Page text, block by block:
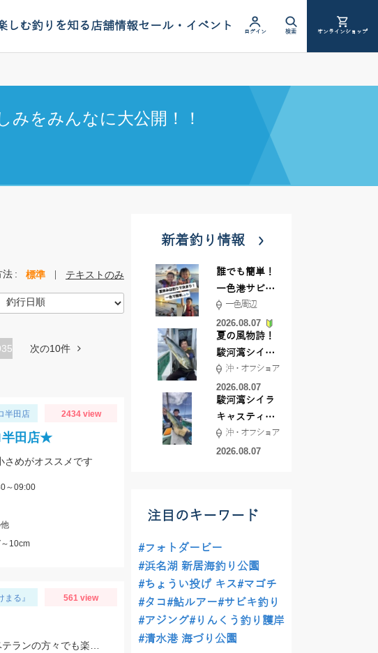
しむ釣りを知る店舗情報セール・イベント ログイン 検索 オンラインショップ
みをみんなに大公開！！
法 標準 テキストのみ
次の10件
半田店 2434 view
半田店★
さめがオススメです
～09:00
10cm
る』 561 view
新着釣り情報
誰でも簡単！
一色港サビキ
＆ちょい投げ
一色周辺
2026.08.07
夏の風物詩！
駿河湾シイラ
キャスティン
グ行ってきま
した！！
沖・オフショア
2026.08.07
駿河湾シイラ
キャスティン
グ行ってきま
した！
沖・オフショア
2026.08.07
注目のキーワード
#フォトダービー
#浜名湖 新居海釣り公園
#ちょうい投げ キス#マゴチ
#タコ#鮎ルアー#サビキ釣り
#アジング#りんくう釣り護岸
#清水港 海づり公園